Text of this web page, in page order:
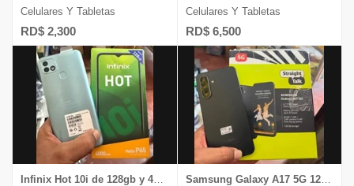
Celulares Y Tabletas
RD$ 2,300
Infinix Hot 10i de 128gb y 4gb ram Dual Sim Desbloqueado
Celulares Y Tabletas
RD$ 6,500
Samsung Galaxy A17 5G 128gb/4gb ram camara 50mp graba 4k desbloqueado